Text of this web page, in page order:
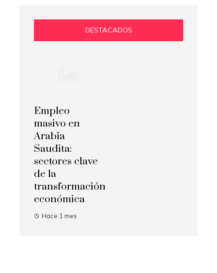
DESTACADOS
Empleo
masivo en
Arabia
Saudita:
sectores clave
de la
transformación
económica
Hace 1 mes